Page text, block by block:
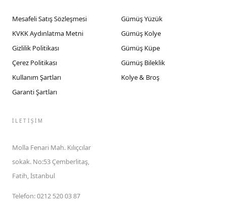
Mesafeli Satış Sözleşmesi
KVKK Aydınlatma Metni
Gizlilik Politikası
Çerez Politikası
Kullanım Şartları
Garanti Şartları
Gümüş Yüzük
Gümüş Kolye
Gümüş Küpe
Gümüş Bileklik
Kolye & Broş
İLETIŞIM
Molla Fenari Mah. Kılıçcılar
sokak. No:53 Çemberlitaş,
Fatih, İstanbul
Telefon:0212 520 03 87